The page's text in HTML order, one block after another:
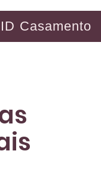
ID Casamento